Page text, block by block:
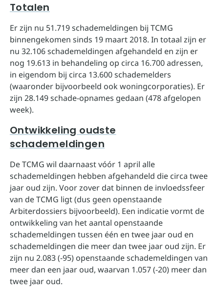
Totalen
Er zijn nu 51.719 schademeldingen bij TCMG
binnengekomen sinds 19 maart 2018. In totaal zijn er
nu 32.106 schademeldingen afgehandeld en zijn er
nog 19.613 in behandeling op circa 16.700 adressen,
in eigendom bij circa 13.600 schademelders
(waaronder bijvoorbeeld ook woningcorporaties). Er
zijn 28.149 schade-opnames gedaan (478 afgelopen
week).
Ontwikkeling oudste
schademeldingen
De TCMG wil daarnaast vóór 1 april alle
schademeldingen hebben afgehandeld die circa twee
jaar oud zijn. Voor zover dat binnen de invloedssfeer
van de TCMG ligt (dus geen openstaande
Arbiterdossiers bijvoorbeeld). Een indicatie vormt de
ontwikkeling van het aantal openstaande
schademeldingen tussen één en twee jaar oud en
schademeldingen die meer dan twee jaar oud zijn. Er
zijn nu 2.083 (-95) openstaande schademeldingen van
meer dan een jaar oud, waarvan 1.057 (-20) meer dan
twee jaar oud.